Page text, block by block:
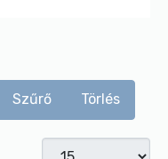
Szűrő Törlés
Tételek #